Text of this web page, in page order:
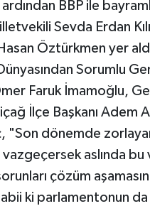
BBP ile
Sevda Erdan
Öztürkmen yer
Sorumlu
Faruk İmamoğlu,
İlçe Başkanı Adem
"Son dönemde
aslında bu
çözüm
ki parlamentonun